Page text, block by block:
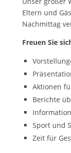
Eltern und
Nachmittag
Freuen Sie
Aktionen
Berichte
Sport und
Zeit für